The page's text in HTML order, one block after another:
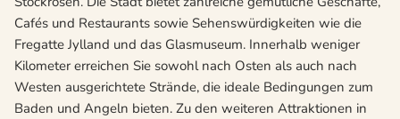
Cafés und Restaurants sowie Sehenswürdigkeiten wie die
Fregatte Jylland und das Glasmuseum. Innerhalb weniger
Kilometer erreichen Sie sowohl nach Osten als auch nach
Westen ausgerichtete Strände, die ideale Bedingungen zum
Baden und Angeln bieten. Zu den weiteren Attraktionen in